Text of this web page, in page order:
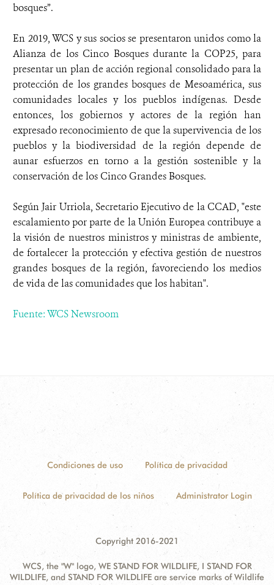
bosques”.
En 2019, WCS y sus socios se presentaron unidos como la
Alianza de los Cinco Bosques durante la COP25, para
presentar un plan de acción regional consolidado para la
protección de los grandes bosques de Mesoamérica, sus
comunidades locales y los pueblos indígenas. Desde
entonces, los gobiernos y actores de la región han
expresado reconocimiento de que la supervivencia de los
pueblos y la biodiversidad de la región depende de
aunar esfuerzos en torno a la gestión sostenible y la
conservación de los Cinco Grandes Bosques.
Según Jair Urriola, Secretario Ejecutivo de la CCAD, "este
escalamiento por parte de la Unión Europea contribuye a
la visión de nuestros ministros y ministras de ambiente,
de fortalecer la protección y efectiva gestión de nuestros
grandes bosques de la región, favoreciendo los medios
de vida de las comunidades que los habitan".
Fuente: WCS Newsroom
Condiciones de uso Política de privacidad
Política de privacidad de los niños Administrator Login
Copyright 2016-2021
WCS, the "W" logo, WE STAND FOR WILDLIFE, I STAND FOR
WILDLIFE, and STAND FOR WILDLIFE are service marks of Wildlife